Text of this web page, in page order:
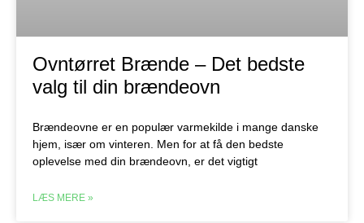
Ovntørret Brænde – Det bedste
valg til din brændeovn
Brændeovne er en populær varmekilde i mange danske
hjem, især om vinteren. Men for at få den bedste
oplevelse med din brændeovn, er det vigtigt
LÆS MERE »